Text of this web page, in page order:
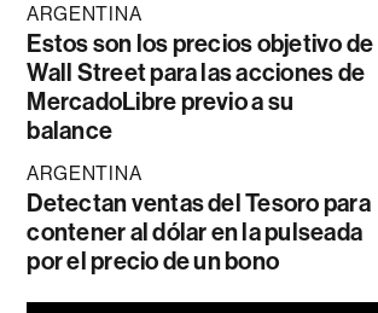
ARGENTINA
Estos son los precios objetivo de
Wall Street para las acciones de
MercadoLibre previo a su
balance
ARGENTINA
Detectan ventas del Tesoro para
contener al dólar en la pulseada
por el precio de un bono